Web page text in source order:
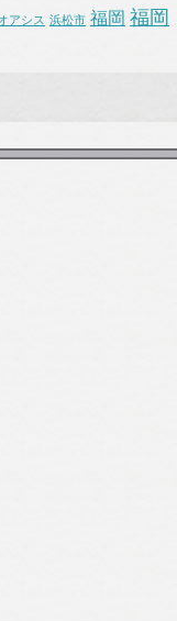
アシス 浜松市 福岡 福岡